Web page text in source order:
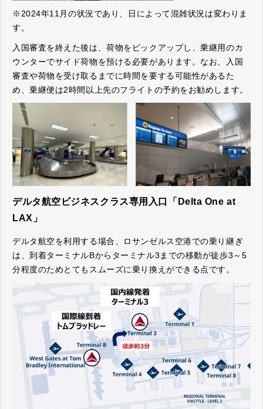
※2024年11月の状況であり、日によって混雑状況は変わりま
す。
入国審査を終えた後は、荷物をピックアップし、乗継用のカ
ウンターでサイド荷物を預ける必要があります。なお、入国
審査や荷物を受け取るまでに時間を要する可能性があるた
め、乗継便は2時間以上先のフライトの予約をお勧めします。
デルタ航空ビジネスクラス専用入口「Delta One at
LAX」
デルタ航空を利用する場合、ロサンゼルス空港での乗り継ぎ
は、到着ターミナルBからターミナル3までの移動が徒歩3～5
分程度のためとてもスムーズに乗り換えができる点です。